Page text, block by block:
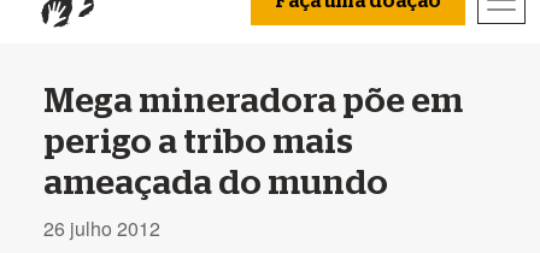
Mega mineradora põe em
perigo a tribo mais
ameaçada do mundo
26 julho 2012